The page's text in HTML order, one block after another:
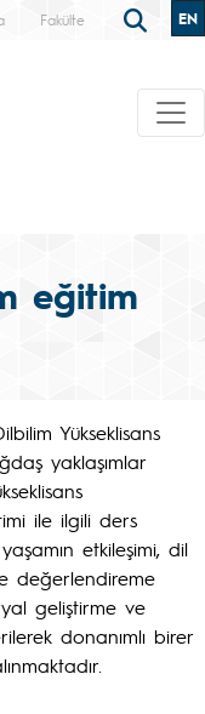
Fakülte EN
eğitim
Yükseklisans
yaklaşımlar
ile ilgili ders
etkileşimi, dil
değerlendireme
geliştirme ve
donanımlı birer